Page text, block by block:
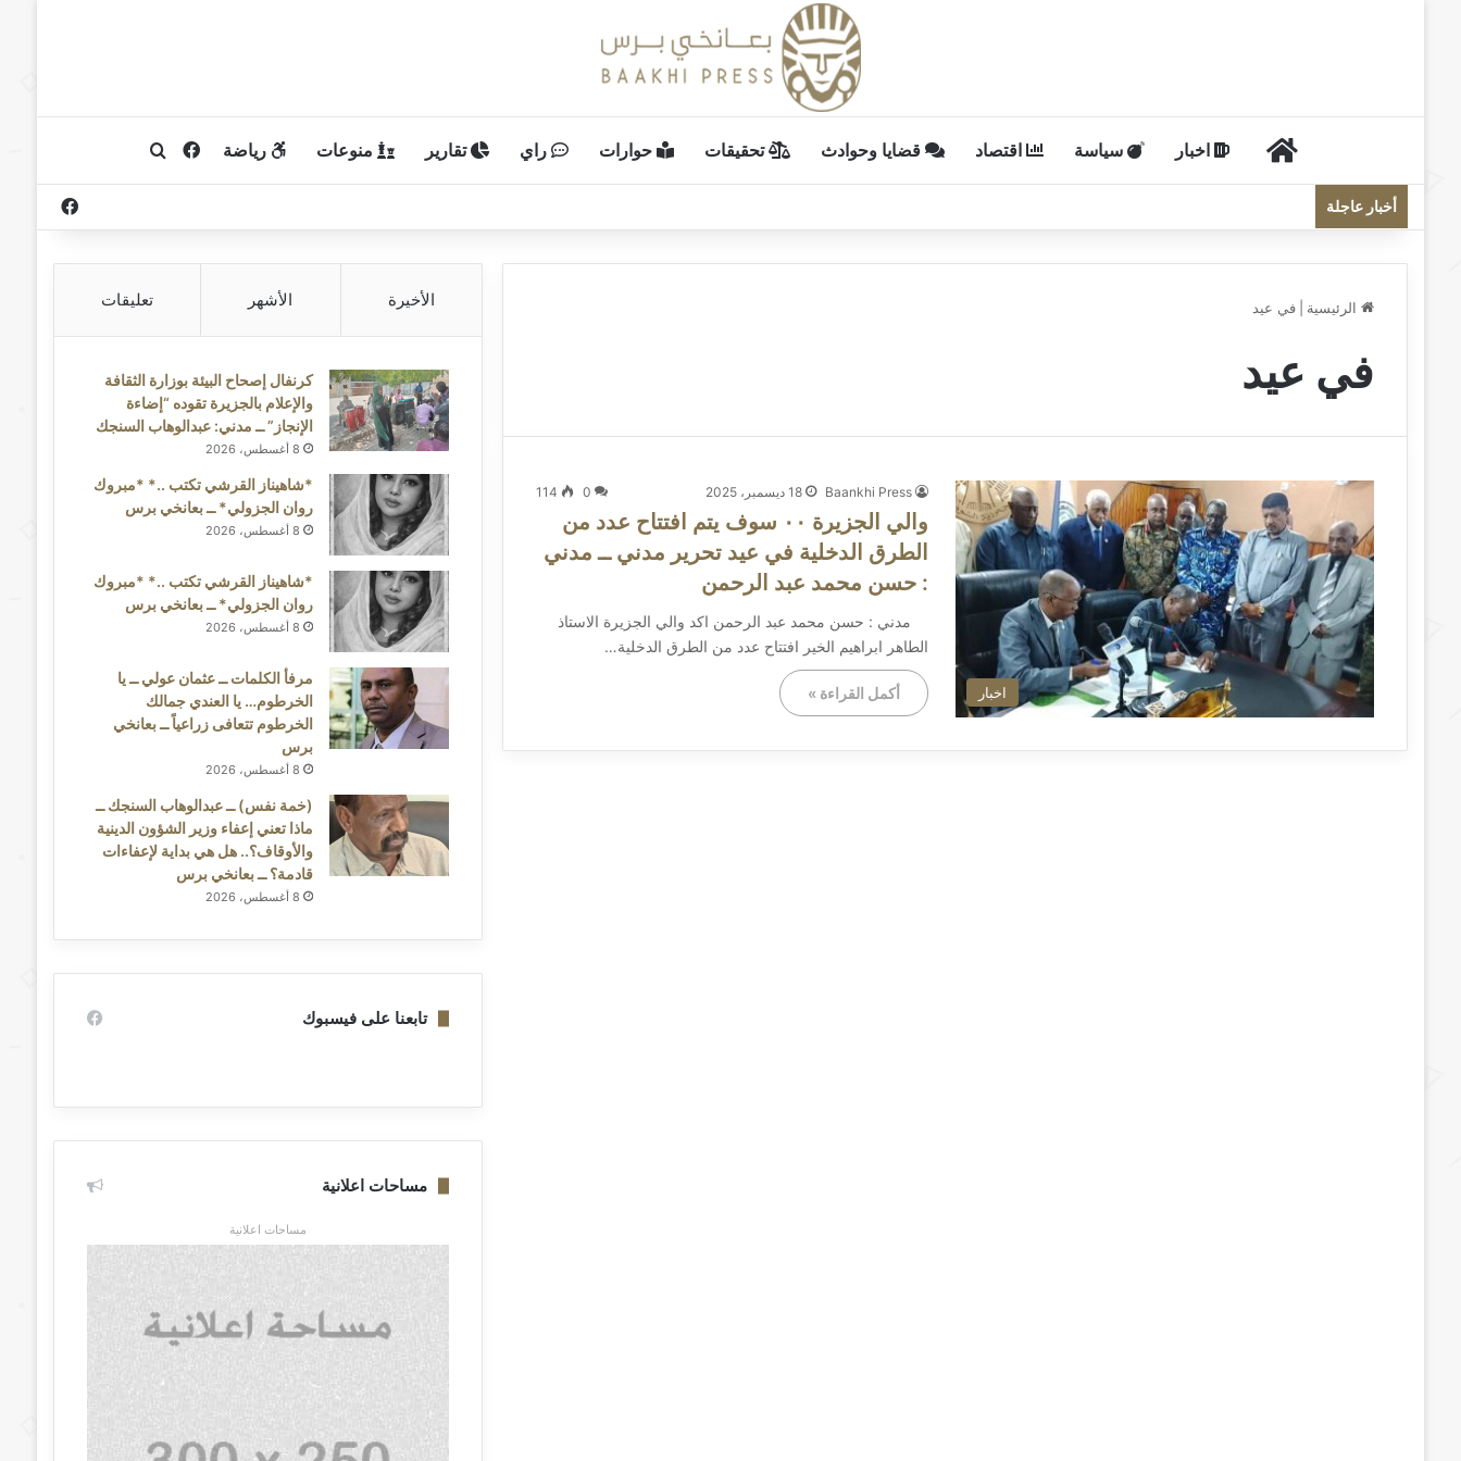
الرئيسيةاخبار سياسة اقتصاد قضايا وحوادث تحقيقات حوارات راي تقارير منوعات رياضة فيسبوكبحث عن
أخبار عاجلة
الرئيسية في عيد
في عيد
اخبار
Baankhi Press 18 ديسمبر، 2025 0
114
والي الجزيرة ٠٠ سوف يتم افتتاح عدد من
الطرق الدخلية في عيد تحرير مدني ــ مدني
: حسن محمد عبد الرحمن
مدني : حسن محمد عبد الرحمن اكد والي الجزيرة الاستاذ
الطاهر ابراهيم الخير افتتاح عدد من الطرق الدخلية…
أكمل القراءة »
الأخيرة الأشهر تعليقات
كرنفال إصحاح البيئة بوزارة الثقافة
والإعلام بالجزيرة تقوده “إضاءة
الإنجاز” ــ مدني: عبدالوهاب السنجك
8 أغسطس، 2026
*شاهيناز القرشي تكتب ..* *مبروك
روان الجزولي* ــ بعانخي برس
8 أغسطس، 2026
*شاهيناز القرشي تكتب ..* *مبروك
روان الجزولي* ــ بعانخي برس
8 أغسطس، 2026
مرفأ الكلمات ــ عثمان عولي ــ يا
الخرطوم… يا العندي جمالك
الخرطوم تتعافى زراعياً ــ بعانخي
برس
8 أغسطس، 2026
(خمة نفس) ــ عبدالوهاب السنجك ــ
ماذا تعني إعفاء وزير الشؤون الدينية
والأوقاف؟.. هل هي بداية لإعفاءات
قادمة؟ ــ بعانخي برس
8 أغسطس، 2026
تابعنا على فيسبوك
مساحات اعلانية
مساحات اعلانية